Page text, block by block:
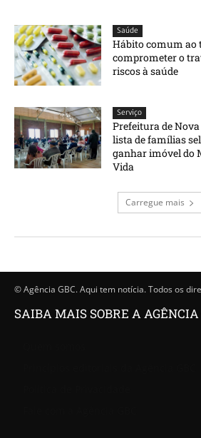
Saúde
Hábito comum ao
comprometer o
riscos à saúde
Serviço
Prefeitura de
lista de famílias
ganhar imóvel do
Vida
Carregue mais
© Agência GBC. Aqui tem notícia. Todos os
SAIBA MAIS SOBRE A AGÊNCIA